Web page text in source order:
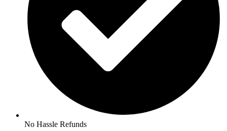
No Hassle Refunds